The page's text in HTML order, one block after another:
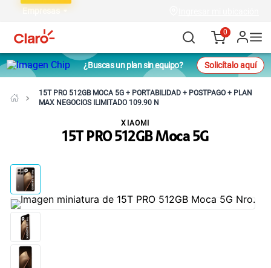
Empresas
0
¿Buscas un plan sin equipo? Solicítalo aquí
15T PRO 512GB MOCA 5G + PORTABILIDAD + POSTPAGO + PLAN
MAX NEGOCIOS ILIMITADO 109.90 N
15T PRO 512GB Moca 5G
XIAOMI